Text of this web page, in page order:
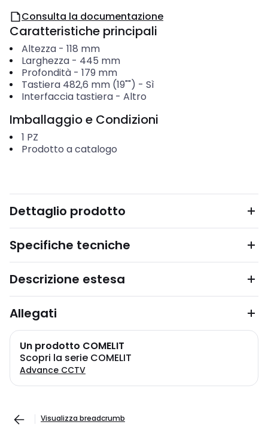
Consulta la documentazione
Caratteristiche principali
Altezza- 118 mm
Larghezza- 445 mm
Profondità- 179 mm
Tastiera 482,6 mm (19"") - Sì
Interfaccia tastiera- Altro
Imballaggio e Condizioni
1 PZ
Prodotto a catalogo
Dettaglio prodotto
Specifiche tecniche
Descrizione estesa
Allegati
Un prodotto COMELIT
Scopri la serie COMELIT
Advance CCTV
Visualizza breadcrumb